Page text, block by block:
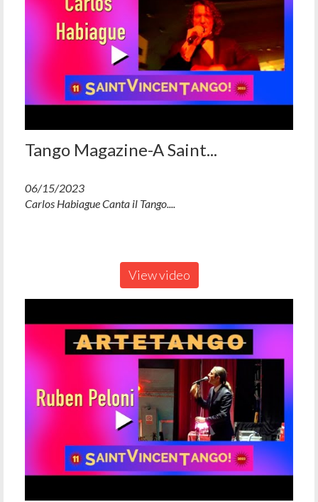
Tango Magazine-A Saint...
06/15/2023
Carlos Habiague Canta il Tango....
View video